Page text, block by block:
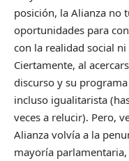
posición, la Alianza no
oportunidades para
con la realidad social
Ciertamente, al
discurso y su
incluso igualitarista
veces a relucir). Pero,
Alianza volvía a la
mayoría